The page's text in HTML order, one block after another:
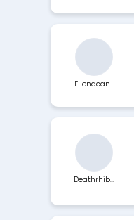
Ellenacan...
Deathrhib...